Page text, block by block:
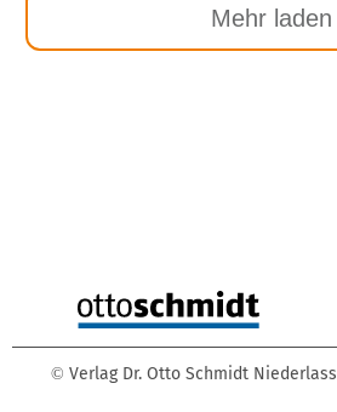
Mehr laden
© Verlag Dr. Otto Schmidt